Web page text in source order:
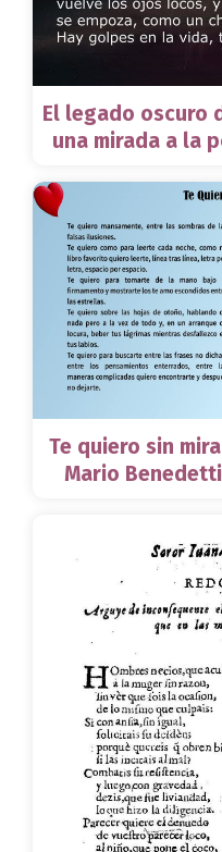
El legado oscuro
una mirada a la
Te quiero sin
Mario